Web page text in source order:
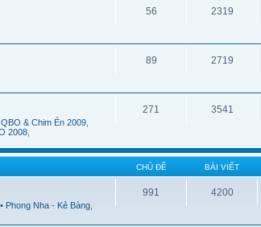
56 2319
89 2719
QBO & Chim Én 2009
2008
271 3541
CHỦ ĐỀ BÀI VIẾT
• Phong Nha - Kẻ Bàng
991 4200